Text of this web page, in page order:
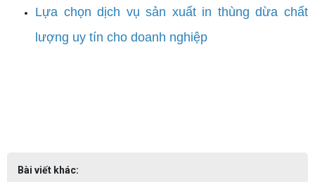
Lựa chọn dịch vụ sản xuất in thùng dừa chất
lượng uy tín cho doanh nghiệp
Bài viết khác: